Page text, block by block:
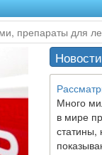
препараты для
Много
в мире
статины,